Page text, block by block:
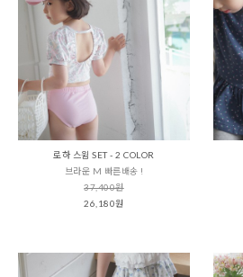
로하 스윔 SET - 2 COLOR
브라운 M 빠른배송 !
37,400원
26,180원